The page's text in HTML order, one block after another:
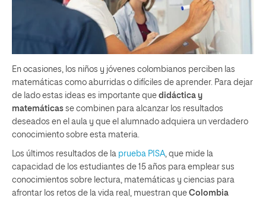
En ocasiones, los niños y jóvenes colombianos perciben las
matemáticas como aburridas o difíciles de aprender. Para dejar
de lado estas ideas es importante que didáctica y
matemáticas se combinen para alcanzar los resultados
deseados en el aula y que el alumnado adquiera un verdadero
conocimiento sobre esta materia.
Los últimos resultados de la prueba PISA , que mide la
capacidad de los estudiantes de 15 años para emplear sus
conocimientos sobre lectura, matemáticas y ciencias para
afrontar los retos de la vida real, muestran que Colombia